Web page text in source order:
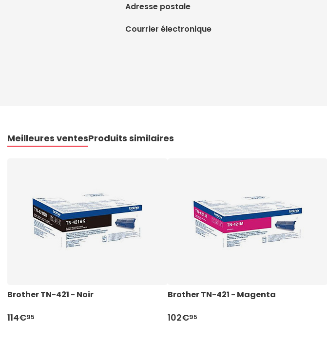
Adresse postale
Courrier électronique
Meilleures ventesProduits similaires
Brother TN-421 - Noir
114€95
Brother TN-421 - Magenta
102€95